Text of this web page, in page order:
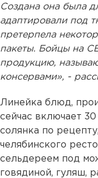
Создана она была
адаптировали под
претерпела
пакеты. Бойцы на
продукцию,
консервами», -
Линейка блюд,
сейчас включает
солянка по
челябинского
сельдереем под
говядиной, гуляш,